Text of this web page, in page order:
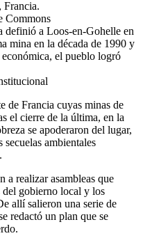
Commons
definió a Loos-en-Gohelle en
mina en la década de 1990 y
el pueblo logró
de Francia cuyas minas de
el cierre de la última, en la
se apoderaron del lugar,
ambientales
a realizar asambleas que
del gobierno local y los
allí salieron una serie de
redactó un plan que se